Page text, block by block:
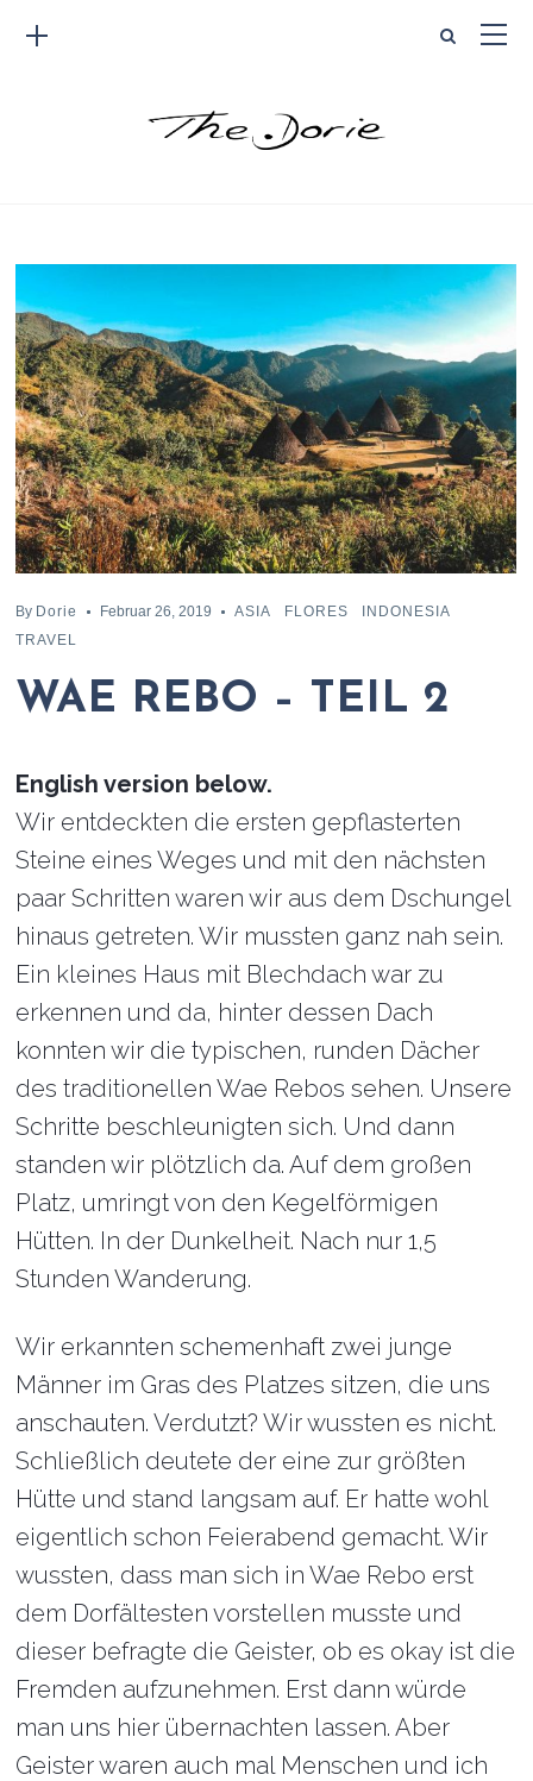
By Dorie Februar 26, 2019 ASIA FLORES
INDONESIA
TRAVEL
WAE REBO – TEIL 2
English version below.
Wir entdeckten die ersten gepflasterten
Steine eines Weges und mit den nächsten
paar Schritten waren wir aus dem Dschungel
hinaus getreten. Wir mussten ganz nah sein.
Ein kleines Haus mit Blechdach war zu
erkennen und da, hinter dessen Dach
konnten wir die typischen, runden Dächer
des traditionellen Wae Rebos sehen. Unsere
Schritte beschleunigten sich. Und dann
standen wir plötzlich da. Auf dem großen
Platz, umringt von den Kegelförmigen
Hütten. In der Dunkelheit. Nach nur 1,5
Stunden Wanderung.
Wir erkannten schemenhaft zwei junge
Männer im Gras des Platzes sitzen, die uns
anschauten. Verdutzt? Wir wussten es nicht.
Schließlich deutete der eine zur größten
Hütte und stand langsam auf. Er hatte wohl
eigentlich schon Feierabend gemacht. Wir
wussten, dass man sich in Wae Rebo erst
dem Dorfältesten vorstellen musste und
dieser befragte die Geister, ob es okay ist die
Fremden aufzunehmen. Erst dann würde
man uns hier übernachten lassen. Aber
Geister waren auch mal Menschen und ich